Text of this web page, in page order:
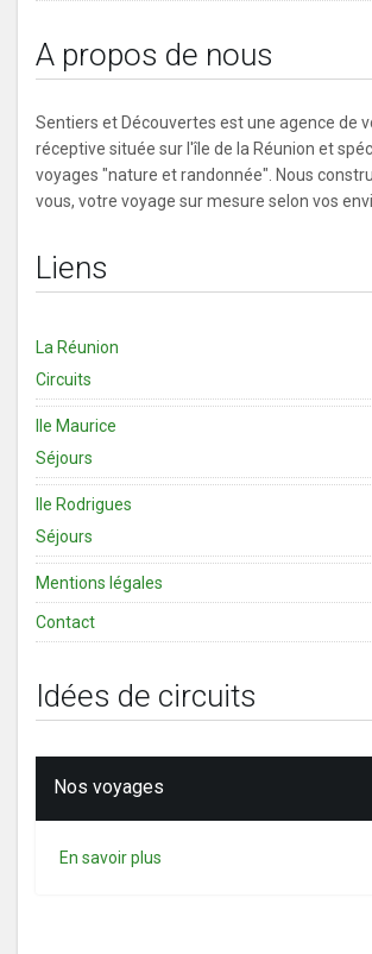
A propos de nous
Sentiers et Découvertes est une agence de
réceptive située sur l'île de la Réunion et
voyages "nature et randonnée". Nous
vous, votre voyage sur mesure selon vos
Liens
La Réunion
Circuits
Ile Maurice
Séjours
Ile Rodrigues
Séjours
Mentions légales
Contact
Idées de circuits
Nos voyages
En savoir plus